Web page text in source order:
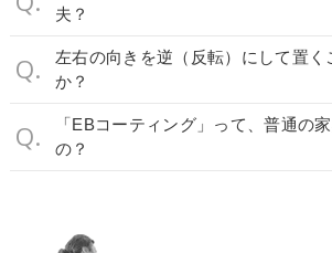
夫？
左右の向きを逆（反転）にして置く
か？
「EBコーティング」って、普通の
の？